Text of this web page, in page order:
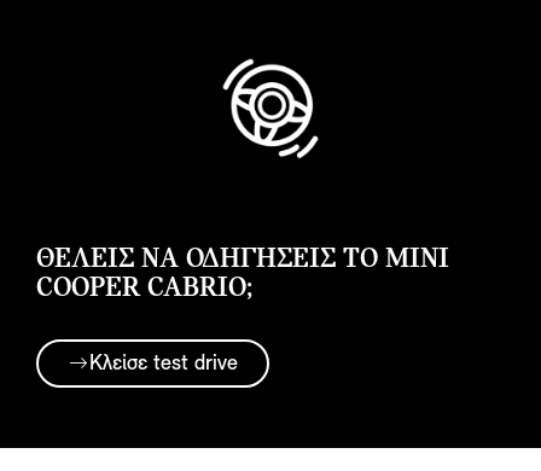
ΘΕΛΕΙΣ ΝΑ ΟΔΗΓΗΣΕΙΣ ΤΟ MINI
COOPER CABRIO;
Κλείσε test drive